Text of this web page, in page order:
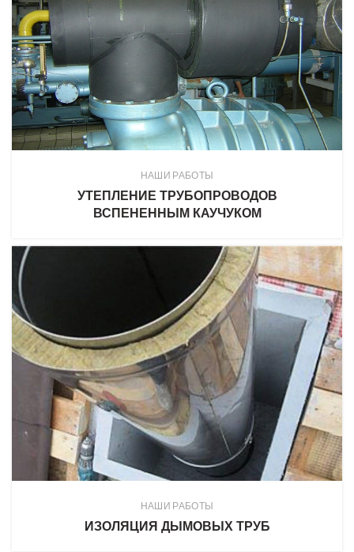
НАШИ РАБОТЫ
УТЕПЛЕНИЕ ТРУБОПРОВОДОВ
ВСПЕНЕННЫМ КАУЧУКОМ
НАШИ РАБОТЫ
ИЗОЛЯЦИЯ ДЫМОВЫХ ТРУБ